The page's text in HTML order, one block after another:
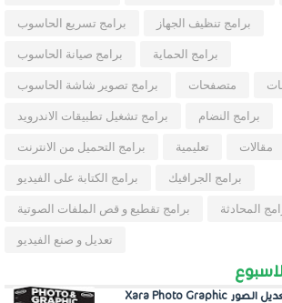
برامج تسريع الحاسوب برامج تنظيف الجهاز
برامج صيانة الحاسوب برامج الحماية
برامج تصوير شاشة الحاسوب متصفحات
برامج تشغيل تطبيقات الاندرويد برامج النضام
برامج التحميل من الانترنت تعليمية مقالات
برامج الكتابة على الفيديو برامج الجرافيك
برامج تقطيع و قص الملفات الصوتية المحادثة
تعديل و صنع الفيديو
تحميل برنامج تصميم وتعديل الصور Xara Photo Graphic